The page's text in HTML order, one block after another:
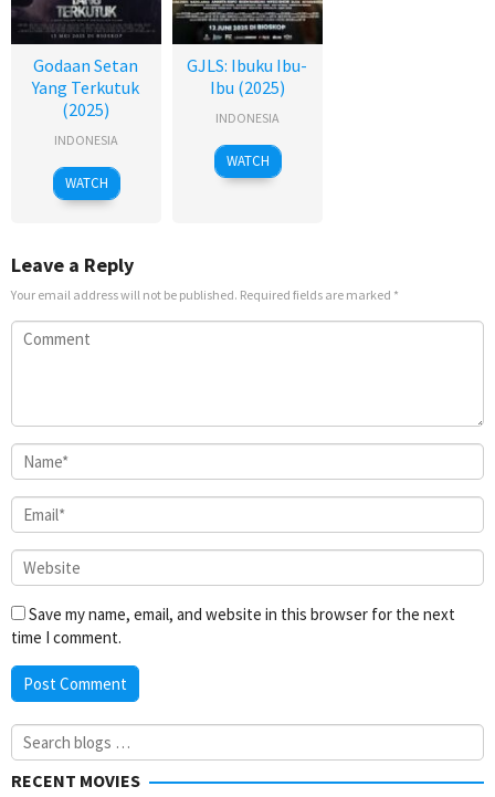
Godaan Setan
Yang Terkutuk
(2025)
INDONESIA
WATCH
GJLS: Ibuku Ibu-
Ibu (2025)
INDONESIA
WATCH
Leave a Reply
Your email address will not be published. Required fields are marked *
Save my name, email, and website in this browser for the next
time I comment.
Search
for:
RECENT MOVIES